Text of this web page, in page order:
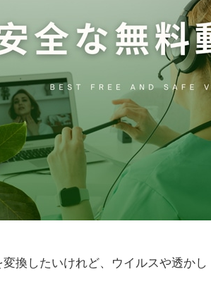
変換したいけれど、ウイルスや透か